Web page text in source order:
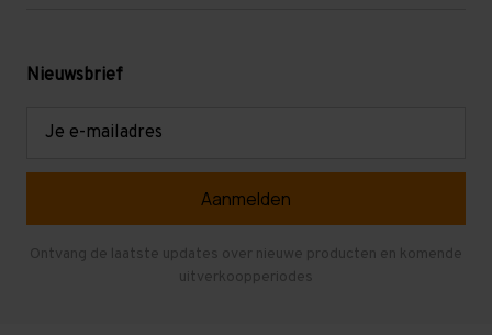
Levering en afhalen
Mezzanine
Gebruikte entresolvloeren
Nieuwsbrief
Ontvang de laatste updates over nieuwe producten en komende
uitverkoopperiodes